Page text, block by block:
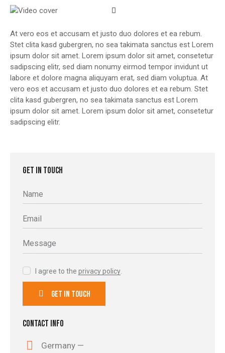
At vero eos et accusam et justo duo dolores et ea rebum.
Stet clita kasd gubergren, no sea takimata sanctus est Lorem
ipsum dolor sit amet. Lorem ipsum dolor sit amet, consetetur
sadipscing elitr, sed diam nonumy eirmod tempor invidunt ut
labore et dolore magna aliquyam erat, sed diam voluptua. At
vero eos et accusam et justo duo dolores et ea rebum. Stet
clita kasd gubergren, no sea takimata sanctus est Lorem
ipsum dolor sit amet. Lorem ipsum dolor sit amet, consetetur
sadipscing elitr.
GET IN TOUCH
I agree to theprivacy policy
CONTACT INFO
Germany —